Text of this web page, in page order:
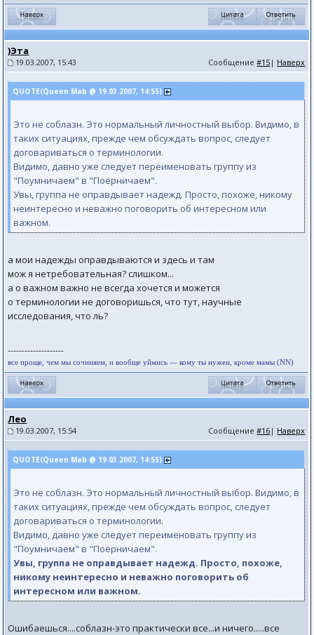
)Эта
19.03.2007, 15:43 Сообщение#15 | Наверх
QUOTE(Queen Mab @ 19.03.2007, 14:55)
Это не соблазн. Это нормальный личностный выбор. Видимо, в
таких ситуациях, прежде чем обсуждать вопрос, следует
договариваться о терминологии.
Видимо, давно уже следует переименовать группу из
"Поумничаем" в "Поёрничаем".
Увы, группа не оправдывает надежд. Просто, похоже, никому
неинтересно и неважно поговорить об интересном или
важном.
а мои надежды оправдываются и здесь и там
мож я нетребовательная? слишком...
а о важном важно не всегда хочется и можется
о терминологии не договоришься, что тут, научные
исследования, что ль?
--------------------
все проще, чем мы сочиняем, и вообще уймись — кому ты нужен, кроме мамы (NN)
Лео
19.03.2007, 15:54 Сообщение#16 | Наверх
QUOTE(Queen Mab @ 19.03.2007, 14:55)
Это не соблазн. Это нормальный личностный выбор. Видимо, в
таких ситуациях, прежде чем обсуждать вопрос, следует
договариваться о терминологии.
Видимо, давно уже следует переименовать группу из
"Поумничаем" в "Поёрничаем".
Увы, группа не оправдывает надежд. Просто, похоже,
никому неинтересно и неважно поговорить об
интересном или важном.
Ошибаешься....соблазн-это практически все...и ничего.....все